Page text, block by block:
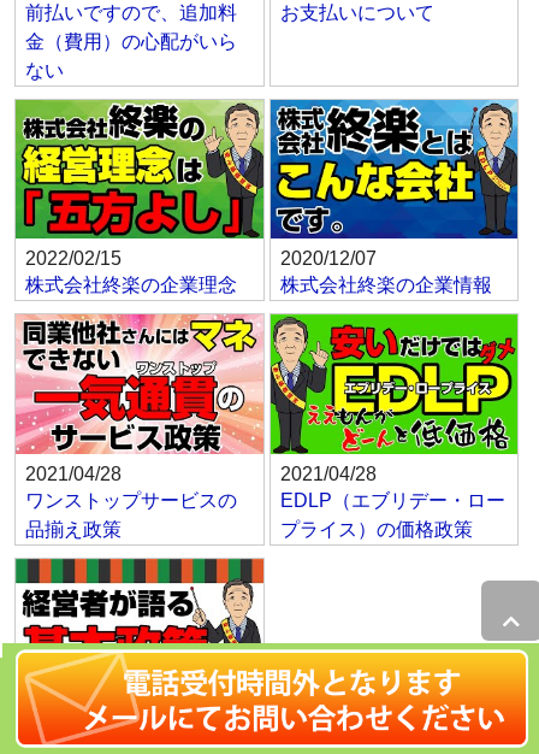
前払いですので、追加料
金（費用）の心配がいら
ない
お支払いについて
2022/02/15
株式会社終楽の企業理念
2020/12/07
株式会社終楽の企業情報
2021/04/28
ワンストップサービスの
品揃え政策
2021/04/28
EDLP（エブリデー・ロー
プライス）の価格政策
2022/02/15
涙そうそうの基本政策